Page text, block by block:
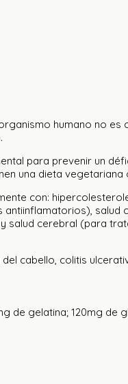
humano no es
para prevenir un
una dieta vegetariana
con:
salud
salud cerebral (para
cabello, colitis
de gelatina; 120mg de